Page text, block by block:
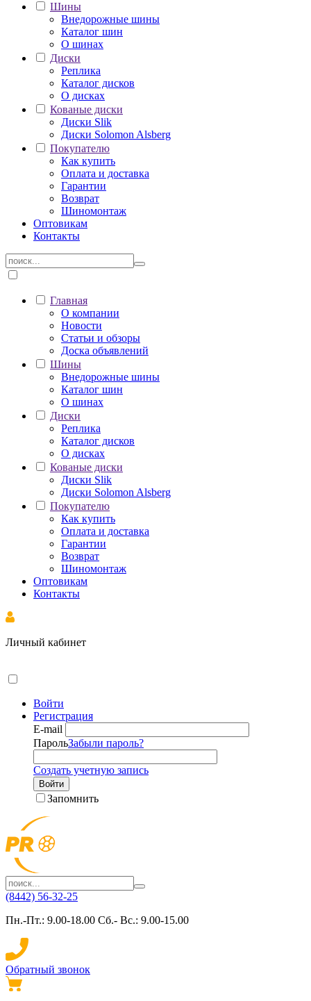
Шины
Внедорожные шины
Каталог шин
О шинах
Диски
Реплика
Каталог дисков
О дисках
Кованые диски
Диски Slik
Диски Solomon Alsberg
Покупателю
Как купить
Оплата и доставка
Гарантии
Возврат
Шиномонтаж
Оптовикам
Контакты
Главная
О компании
Новости
Статьи и обзоры
Доска объявлений
Шины
Внедорожные шины
Каталог шин
О шинах
Диски
Реплика
Каталог дисков
О дисках
Кованые диски
Диски Slik
Диски Solomon Alsberg
Покупателю
Как купить
Оплата и доставка
Гарантии
Возврат
Шиномонтаж
Оптовикам
Контакты
Личный кабинет
Войти
Регистрация
E-mail
ПарольЗабыли пароль?
Создать учетную запись
Войти
Запомнить
(8442) 56-32-25
Пн.-Пт.: 9.00-18.00 Сб.- Вс.: 9.00-15.00
Обратный звонок